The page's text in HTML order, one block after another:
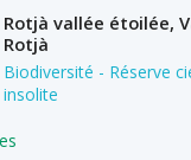
Rotjà vallée étoilée,
Rotjà
Biodiversité - Réserve
insolite